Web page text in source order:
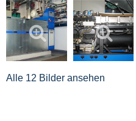
Alle 12 Bilder ansehen